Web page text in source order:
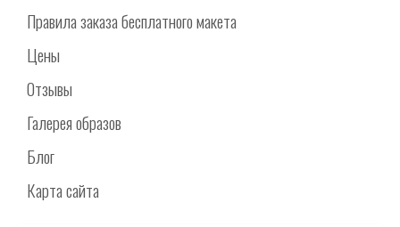
Правила заказа бесплатного макета
Цены
Отзывы
Галерея образов
Блог
Карта сайта